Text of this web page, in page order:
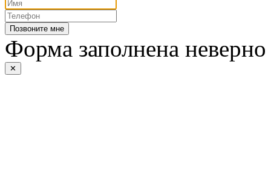
Позвоните мне
Форма заполнена неверно
✕